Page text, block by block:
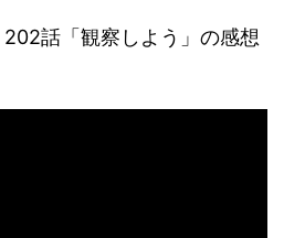
202話「観察しよう」の感想